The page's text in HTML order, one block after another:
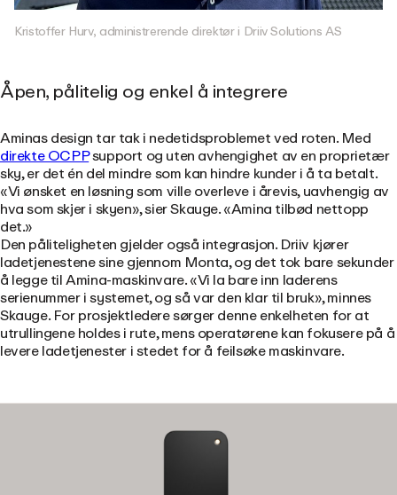
Kristoffer Hurv, administrerende direktør i Driiv Solutions AS
Åpen, pålitelig og enkel å integrere
Aminas design tar tak i nedetidsproblemet ved roten. Med
direkte OCPPsupport og uten avhengighet av en proprietær
sky, er det én del mindre som kan hindre kunder i å ta betalt.
«Vi ønsket en løsning som ville overleve i årevis, uavhengig av
hva som skjer i skyen», sier Skauge. «Amina tilbød nettopp
det.»
Den påliteligheten gjelder også integrasjon. Driiv kjører
ladetjenestene sine gjennom Monta, og det tok bare sekunder
å legge til Amina-maskinvare. «Vi la bare inn laderens
serienummer i systemet, og så var den klar til bruk», minnes
Skauge. For prosjektledere sørger denne enkelheten for at
utrullingene holdes i rute, mens operatørene kan fokusere på å
levere ladetjenester i stedet for å feilsøke maskinvare.